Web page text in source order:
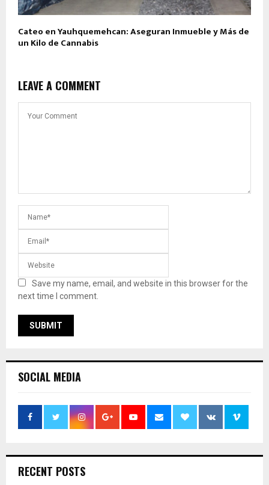
Cateo en Yauhquemehcan: Aseguran Inmueble y Más de
un Kilo de Cannabis
LEAVE A COMMENT
Save my name, email, and website in this browser for the
next time I comment.
SOCIAL MEDIA
RECENT POSTS